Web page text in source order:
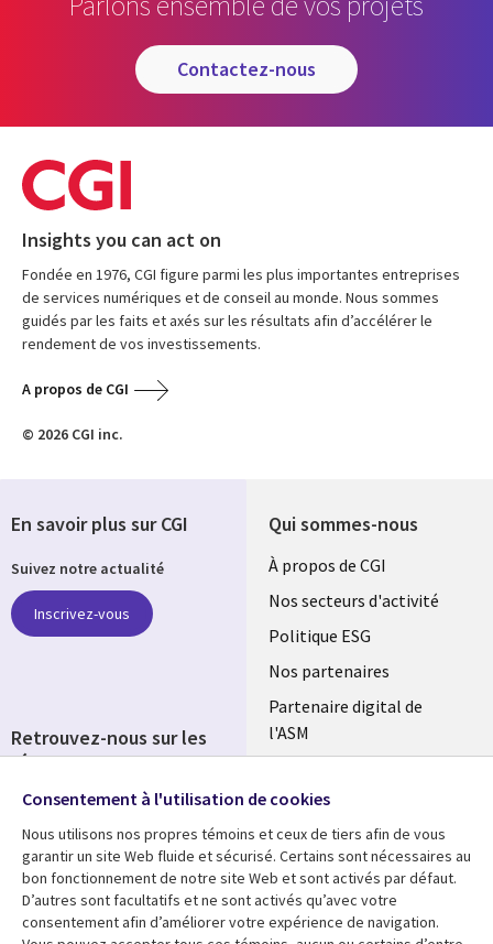
contactez-nous
Insights you can act on
Fondée en 1976, CGI figure parmi les plus importantes entreprises
de services numériques et de conseil au monde. Nous sommes
guidés par les faits et axés sur les résultats afin d’accélérer le
rendement de vos investissements.
A propos de CGI
© 2026 CGI inc.
Qui sommes-nous
Useful
links
FRANCE
À propos de CGI
Nos secteurs d'activité
Politique ESG
Nos partenaires
Partenaire digital de
l'ASM
Fusions
Ressources
Articles
Support
Accessibilité
En savoir plus sur CGI
Suivez notre actualité
Inscrivez-vous
Retrouvez-nous sur les
réseaux
Social
Media
FRANCE
Consentement à l'utilisation de cookies
Nous utilisons nos propres témoins et ceux de tiers afin de vous
garantir un site Web fluide et sécurisé. Certains sont nécessaires au
bon fonctionnement de notre site Web et sont activés par défaut.
D’autres sont facultatifs et ne sont activés qu’avec votre
consentement afin d’améliorer votre expérience de navigation.